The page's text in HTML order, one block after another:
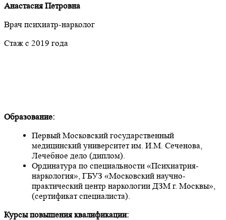
Анастасия Петровна
Врач психиатр-нарколог
Стаж с 2019 года
Образование:
Первый Московский государственный
медицинский университет им. И.М. Сеченова,
Лечебное дело (диплом).
Ординатура по специальности «Психиатрия-
наркология», ГБУЗ «Московский научно-
практический центр наркологии ДЗМ г. Москвы»,
(сертификат специалиста).
Курсы повышения квалификации: